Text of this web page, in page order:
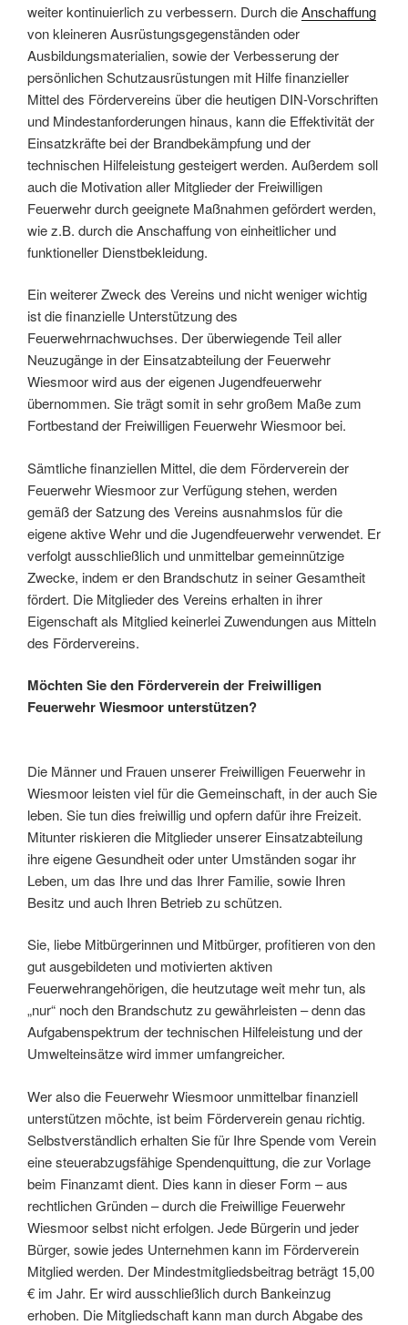
weiter kontinuierlich zu verbessern. Durch dieAnschaffung
von kleineren Ausrüstungsgegenständen oder
Ausbildungsmaterialien, sowie der Verbesserung der
persönlichen Schutzausrüstungen mit Hilfe finanzieller
Mittel des Fördervereins über die heutigen DIN-Vorschriften
und Mindestanforderungen hinaus, kann die Effektivität der
Einsatzkräfte bei der Brandbekämpfung und der
technischen Hilfeleistung gesteigert werden. Außerdem soll
auch die Motivation aller Mitglieder der Freiwilligen
Feuerwehr durch geeignete Maßnahmen gefördert werden,
wie z.B. durch die Anschaffung von einheitlicher und
funktioneller Dienstbekleidung.
Ein weiterer Zweck des Vereins und nicht weniger wichtig
ist die finanzielle Unterstützung des
Feuerwehrnachwuchses. Der überwiegende Teil aller
Neuzugänge in der Einsatzabteilung der Feuerwehr
Wiesmoor wird aus der eigenen Jugendfeuerwehr
übernommen. Sie trägt somit in sehr großem Maße zum
Fortbestand der Freiwilligen Feuerwehr Wiesmoor bei.
Sämtliche finanziellen Mittel, die dem Förderverein der
Feuerwehr Wiesmoor zur Verfügung stehen, werden
gemäß der Satzung des Vereins ausnahmslos für die
eigene aktive Wehr und die Jugendfeuerwehr verwendet. Er
verfolgt ausschließlich und unmittelbar gemeinnützige
Zwecke, indem er den Brandschutz in seiner Gesamtheit
fördert. Die Mitglieder des Vereins erhalten in ihrer
Eigenschaft als Mitglied keinerlei Zuwendungen aus Mitteln
des Fördervereins.
Möchten Sie den Förderverein der Freiwilligen
Feuerwehr Wiesmoor unterstützen?
Die Männer und Frauen unserer Freiwilligen Feuerwehr in
Wiesmoor leisten viel für die Gemeinschaft, in der auch Sie
leben. Sie tun dies freiwillig und opfern dafür ihre Freizeit.
Mitunter riskieren die Mitglieder unserer Einsatzabteilung
ihre eigene Gesundheit oder unter Umständen sogar ihr
Leben, um das Ihre und das Ihrer Familie, sowie Ihren
Besitz und auch Ihren Betrieb zu schützen.
Sie, liebe Mitbürgerinnen und Mitbürger, profitieren von den
gut ausgebildeten und motivierten aktiven
Feuerwehrangehörigen, die heutzutage weit mehr tun, als
„nur“ noch den Brandschutz zu gewährleisten – denn das
Aufgabenspektrum der technischen Hilfeleistung und der
Umwelteinsätze wird immer umfangreicher.
Wer also die Feuerwehr Wiesmoor unmittelbar finanziell
unterstützen möchte, ist beim Förderverein genau richtig.
Selbstverständlich erhalten Sie für Ihre Spende vom Verein
eine steuerabzugsfähige Spendenquittung, die zur Vorlage
beim Finanzamt dient. Dies kann in dieser Form – aus
rechtlichen Gründen – durch die Freiwillige Feuerwehr
Wiesmoor selbst nicht erfolgen. Jede Bürgerin und jeder
Bürger, sowie jedes Unternehmen kann im Förderverein
Mitglied werden. Der Mindestmitgliedsbeitrag beträgt 15,00
€ im Jahr. Er wird ausschließlich durch Bankeinzug
erhoben. Die Mitgliedschaft kann man durch Abgabe des